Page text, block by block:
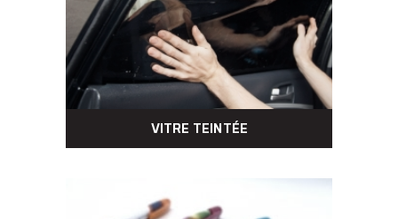
VITRE TEINTÉE